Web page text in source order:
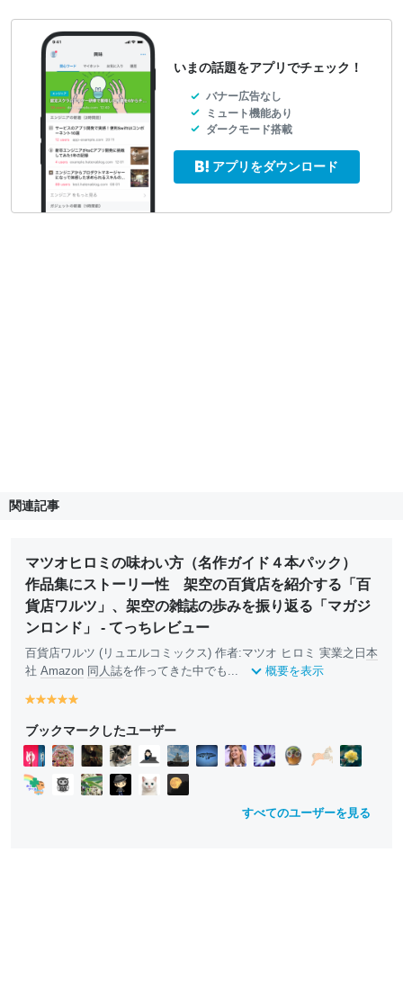
いまの話題をアプリでチェック！
バナー広告なし
ミュート機能あり
ダークモード搭載
アプリをダウンロード
関連記事
マツオヒロミの味わい方（名作ガイド４本パック）
作品集にストーリー性 架空の百貨店を紹介する「百
貨店ワルツ」、架空の雑誌の歩みを振り返る「マガジ
ンロンド」 - てっちレビュー
百貨店ワルツ (リュエルコミックス) 作者:マツオ ヒロミ 実業之日 本
社 Amazon 同人誌を作ってきた中でも... 概要を表示
y
ll
o
w
y
ll
o
w
y
ll
o
w
y
ll
o
w
ll
o
w
ブックマークしたユーザー
すべてのユーザーを見る